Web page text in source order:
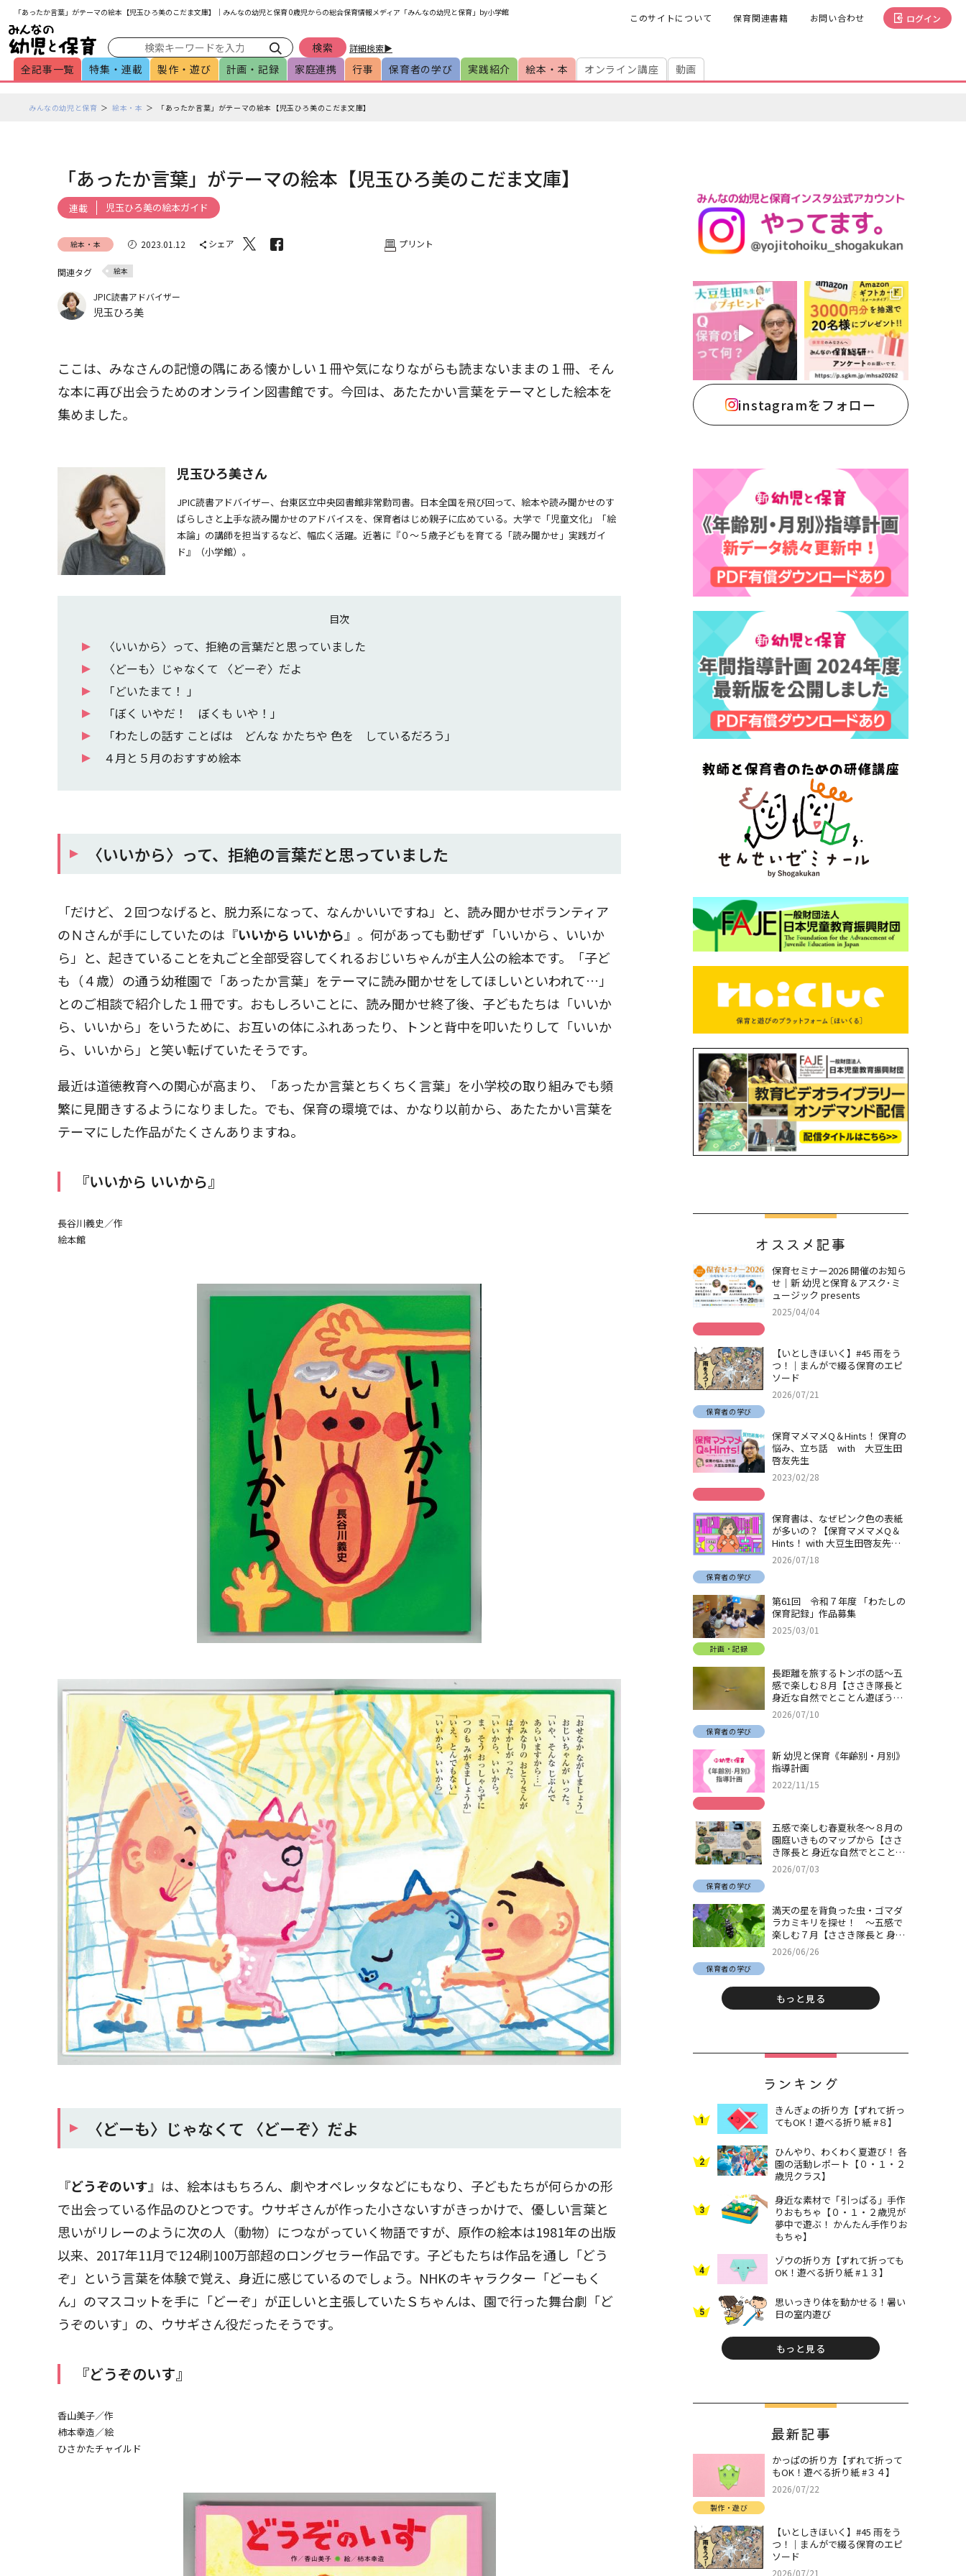
「あったか言葉」がテーマの絵本【児玉ひろ美のこだま文庫】｜みんなの幼児と保育 0歳児からの総合保育情報メディア「みんなの幼児と保育」by小学館 このサイトについて 保育関連書籍 お問い合わせ ログイン
詳細検索▶
全記事一覧 特集・連載 製作・遊び 計画・記録 家庭連携 行事 保育者の学び 実践紹介 絵本・本 オンライン講座 動画
みんなの幼児と保育 絵本・本 「あったか言葉」がテーマの絵本【児玉ひろ美のこだま文庫】
「あったか言葉」がテーマの絵本【児玉ひろ美のこだま文庫】
連載 児玉ひろ美の絵本ガイド
絵本・本 2023.01.12 シェア プリント
関連タグ 絵本
JPIC読書アドバイザー
児玉ひろ美
ここは、みなさんの記憶の隅にある懐かしい１冊や気になりながらも読まないままの１冊、そん
な本に再び出会うためのオンライン図書館です。今回は、あたたかい言葉をテーマとした絵本を
集めました。
児玉ひろ美さん
JPIC読書アドバイザー、台東区立中央図書館非常勤司書。日本全国を飛び回って、絵本や読み聞かせのす
ばらしさと上手な読み聞かせのアドバイスを、保育者はじめ親子に広めている。大学で「児童文化」「絵
本論」の講師を担当するなど、幅広く活躍。近著に『０～５歳子どもを育てる「読み聞かせ」実践ガイ
ド』（小学館）。
目次
〈いいから〉って、拒絶の言葉だと思っていました
〈どーも〉じゃなくて 〈どーぞ〉だよ
「どいたまて！ 」
「ぼく いやだ！ ぼくも いや！」
「わたしの話す ことばは どんな かたちや 色を しているだろう」
４月と５月のおすすめ絵本
〈いいから〉って、拒絶の言葉だと思っていました
「だけど、２回つなげると、脱力系になって、なんかいいですね」と、読み聞かせボランティア
のＮさんが手にしていたのは『いいから いいから 』。何があっても動ぜず「いいから 、いいか
ら」と、起きていることを丸ごと全部受容してくれるおじいちゃんが主人公の絵本です。「子ど
も（４歳）の通う幼稚園で「あったか言葉」をテーマに読み聞かせをしてほしいといわれて…」
とのご相談で紹介した１冊です。おもしろいことに、読み聞かせ終了後、子どもたちは「いいか
ら、いいから」をいうために、お互いの体にふれあったり、トンと背中を叩いたりして「いいか
ら、いいから」と笑い転げていたそうです。
最近は道徳教育への関心が高まり、「あったか言葉とちくちく言葉」を小学校の取り組みでも頻
繁に見聞きするようになりました。でも、保育の環境では、かなり以前から、あたたかい言葉を
テーマにした作品がたくさんありますね。
『いいから いいから』
長谷川義史／作
絵本館
〈どーも〉じゃなくて 〈どーぞ〉だよ
『どうぞのいす』は、絵本はもちろん、劇やオペレッタなどにもなり、子どもたちが何らかの形
で出会っている作品のひとつです。ウサギさんが作った小さないすがきっかけで、優しい言葉と
思いがリレーのように次の人（動物）につながっていく物語ですが、原作の絵本は1981年の出版
以来、2017年11月で124刷100万部超のロングセラー作品です。子どもたちは作品を通し「どう
ぞ」という言葉を体験で覚え、身近に感じているのでしょう。NHKのキャラクター「どーもく
ん」のマスコットを手に「どーぞ」が正しいと主張していたＳちゃんは、園で行った舞台劇「ど
うぞのいす」の、ウサギさん役だったそうです。
『どうぞのいす』
香山美子／作
柿本幸造／絵
ひさかたチャイルド
instagramをフォロー
オススメ記事
保育セミナー2026 開催のお知ら
せ｜新 幼児と保育＆アスク･ミ
ュージック presents
2025/04/04
【いとしきほいく】#45 雨をう
つ！｜まんがで綴る保育のエピ
ソード
2026/07/21
保育者の学び
保育マメマメQ＆Hints！ 保育の
悩み、立ち話 with 大豆生田
啓友先生
2023/02/28
保育書は、なぜピンク色の表紙
が多いの？【保育マメマメQ＆
Hints！ with 大豆生田啓友先
生】
2026/07/18
保育者の学び
第61回 令和７年度 「わたしの
保育記録」作品募集
2025/03/01
計画・記録
長距離を旅するトンボの話～五
感で楽しむ８月【ささき隊長と
身近な自然でとことん遊ぼう！
＃32】
2026/07/10
保育者の学び
新 幼児と保育《年齢別・月別》
指導計画
2022/11/15
五感で楽しむ春夏秋冬～８月の
園庭いきものマップから【ささ
き隊長と 身近な自然でとことん
遊ぼう！＃31】
2026/07/03
保育者の学び
満天の星を背負った虫・ゴマダ
ラカミキリを探せ！ ～五感で
楽しむ７月【ささき隊長と 身近
な自然でとことん遊ぼう！＃
30】
2026/06/26
保育者の学び
もっと見る
ランキング
1
きんぎょの折り方【ずれて折っ
てもOK！遊べる折り紙 #８】
2
ひんやり、わくわく夏遊び！ 各
園の活動レポート【０・１・２
歳児クラス】
3
身近な素材で「引っぱる」手作
りおもちゃ【０・１・２歳児が
夢中で遊ぶ！ かんたん手作りお
もちゃ】
4
ゾウの折り方【ずれて折っても
OK！遊べる折り紙 #１３】
5
思いっきり体を動かせる！暑い
日の室内遊び
もっと見る
最新記事
かっぱの折り方【ずれて折って
もOK！遊べる折り紙 #３４】
2026/07/22
製作・遊び
【いとしきほいく】#45 雨をう
つ！｜まんがで綴る保育のエピ
ソード
2026/07/21